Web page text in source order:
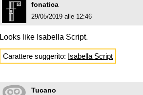
fonatica
29/05/2019 alle 12:46
Looks like Isabella Script.
Carattere suggerito: Isabella Script
Tucano